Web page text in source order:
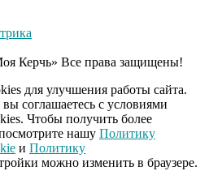
Керчь» Все права защищены!
для улучшения работы сайта.
соглашаетесь с условиями
Чтобы получить более
нашу Политику
и Политику
можно изменить в браузере.